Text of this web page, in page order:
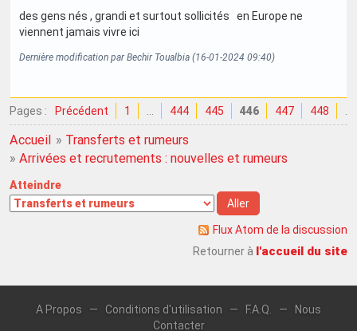
des gens nés , grandi et surtout sollicités en Europe ne
viennent jamais vivre ici
Dernière modification par Bechir Toualbia (16-01-2024 09:40)
Pages : Précédent 1 444 445 446 447 448
Accueil » Transferts et rumeurs
» Arrivées et recrutements : nouvelles et rumeurs
Atteindre
Flux Atom de la discussion
Retourner à l'accueil du site
A Propos — Conditions d'utilisation — F.A.Q. —
Nous
Contacter